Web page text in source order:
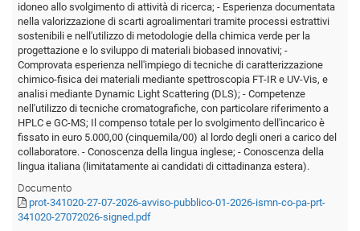
idoneo allo svolgimento di attività di ricerca; - Esperienza documentata
nella valorizzazione di scarti agroalimentari tramite processi estrattivi
sostenibili e nell'utilizzo di metodologie della chimica verde per la
progettazione e lo sviluppo di materiali biobased innovativi; -
Comprovata esperienza nell'impiego di tecniche di caratterizzazione
chimico-fisica dei materiali mediante spettroscopia FT-IR e UV-Vis, e
analisi mediante Dynamic Light Scattering (DLS); - Competenze
nell'utilizzo di tecniche cromatografiche, con particolare riferimento a
HPLC e GC-MS; Il compenso totale per lo svolgimento dell'incarico è
fissato in euro 5.000,00 (cinquemila/00) al lordo degli oneri a carico del
collaboratore. - Conoscenza della lingua inglese; - Conoscenza della
lingua italiana (limitatamente ai candidati di cittadinanza estera).
Documento
prot-341020-27-07-2026-avviso-pubblico-01-2026-ismn-co-pa-prt-
341020-27072026-signed.pdf